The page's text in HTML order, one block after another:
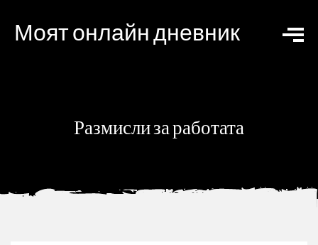
Моят онлайн дневник
Размисли за работата